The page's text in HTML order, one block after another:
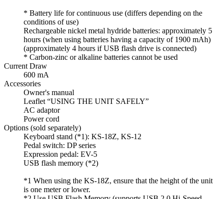
* Battery life for continuous use (differs depending on the
conditions of use)
Rechargeable nickel metal hydride batteries: approximately 5
hours (when using batteries having a capacity of 1900 mAh)
(approximately 4 hours if USB flash drive is connected)
* Carbon-zinc or alkaline batteries cannot be used
Current Draw
600 mA
Accessories
Owner's manual
Leaflet “USING THE UNIT SAFELY”
AC adaptor
Power cord
Options (sold separately)
Keyboard stand (*1): KS-18Z, KS-12
Pedal switch: DP series
Expression pedal: EV-5
USB flash memory (*2)
*1 When using the KS-18Z, ensure that the height of the unit
is one meter or lower.